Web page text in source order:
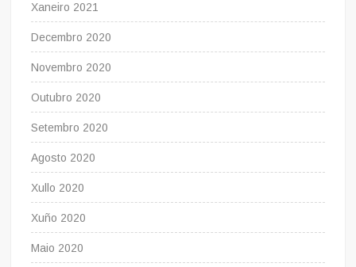
Xaneiro 2021
Decembro 2020
Novembro 2020
Outubro 2020
Setembro 2020
Agosto 2020
Xullo 2020
Xuño 2020
Maio 2020